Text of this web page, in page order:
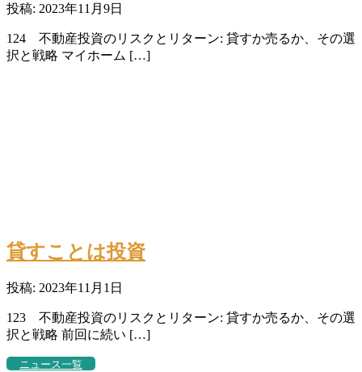
投稿: 2023年11月9日
124 不動産投資のリスクとリターン: 貸すか売るか、その選
択と戦略 マイホーム […]
貸すことは投資
投稿: 2023年11月1日
123 不動産投資のリスクとリターン: 貸すか売るか、その選
択と戦略 前回に続い […]
ニュース一覧